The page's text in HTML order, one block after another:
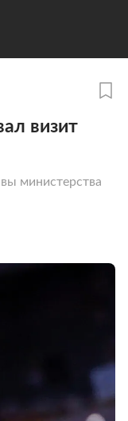
визит
министерства